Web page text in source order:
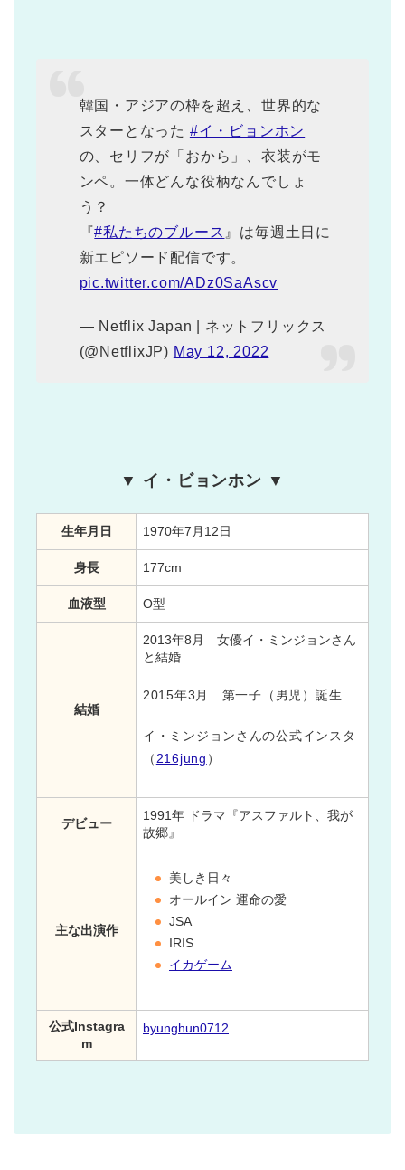
韓国・アジアの枠を超え、世界的な
スターとなった #イ・ビョンホン
の、セリフが「おから」、衣装がモ
ンペ。一体どんな役柄なんでしょ
う？
『#私たちのブルース 』は毎週土日に
新エピソード配信です。
pic.twitter.com/ADz0SaAscv
— Netflix Japan | ネットフリックス
(@NetflixJP) May 12, 2022
▼ イ・ビョンホン ▼
生年月日 1970年7月12日
身長 177cm
血液型 O型
結婚
2013年8月 女優イ・ミンジョンさん
と結婚
2015年3月 第一子（男児）誕生
イ・ミンジョンさんの公式インスタ
（ 216jung ）
デビュー
1991年 ドラマ『アスファルト、我が
故郷』
主な出演作
美しき日々
オールイン 運命の愛
JSA
IRIS
イカゲーム
公式Instagra
m
byunghun0712